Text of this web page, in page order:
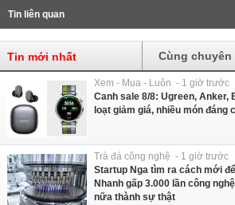
Tin liên quan
Tin mới nhất Cùng chuyên
Xem - Mua - Luôn - 1 giờ trước
Canh sale 8/8: Ugreen, Anker,
loạt giảm giá, nhiều món đáng
Trà đá công nghệ - 1 giờ trước
Startup Nga tìm ra cách mới
Nhanh gấp 3.000 lần công
nữa thành sự thật